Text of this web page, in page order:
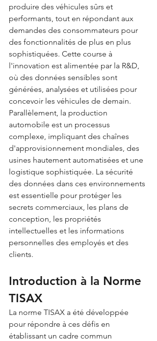
produire des véhicules sûrs et
performants, tout en répondant aux
demandes des consommateurs pour
des fonctionnalités de plus en plus
sophistiquées. Cette course à
l'innovation est alimentée par la R&D,
où des données sensibles sont
générées, analysées et utilisées pour
concevoir les véhicules de demain.
Parallèlement, la production
automobile est un processus
complexe, impliquant des chaînes
d'approvisionnement mondiales, des
usines hautement automatisées et une
logistique sophistiquée. La sécurité
des données dans ces environnements
est essentielle pour protéger les
secrets commerciaux, les plans de
conception, les propriétés
intellectuelles et les informations
personnelles des employés et des
clients.
Introduction à la Norme
TISAX
La norme TISAX a été développée
pour répondre à ces défis en
établissant un cadre commun